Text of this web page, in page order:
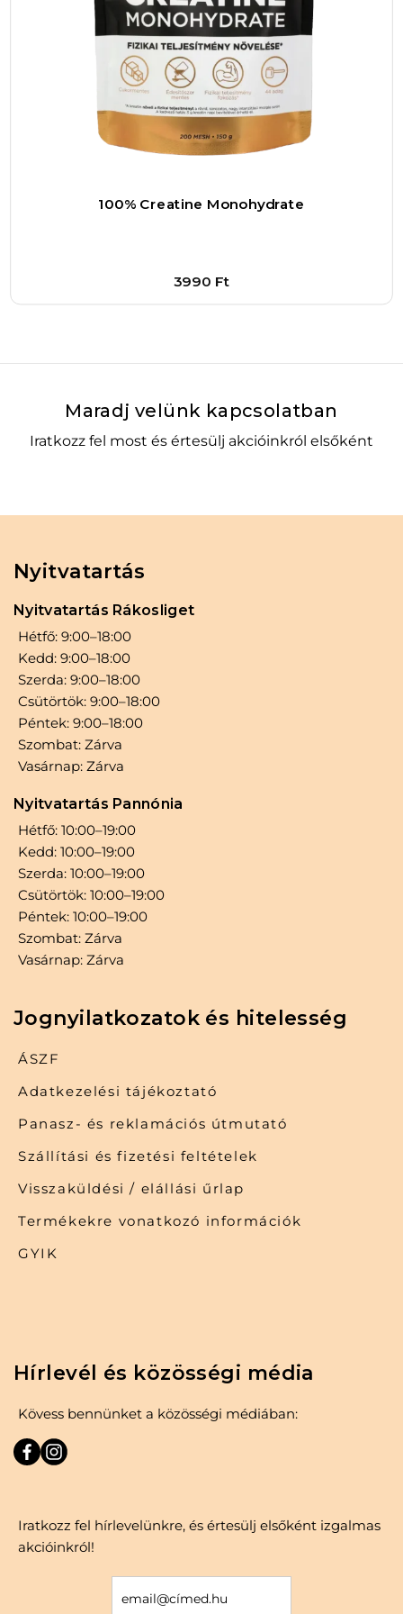
100% Creatine Monohydrate
3990 Ft
– 1 +
Maradj velünk kapcsolatban
Iratkozz fel most és értesülj akcióinkról elsőként
Nyitvatartás
Nyitvatartás Rákosliget
Hétfő: 9:00–18:00
Kedd: 9:00–18:00
Szerda: 9:00–18:00
Csütörtök: 9:00–18:00
Péntek: 9:00–18:00
Szombat: Zárva
Vasárnap: Zárva
Nyitvatartás Pannónia
Hétfő: 10:00–19:00
Kedd: 10:00–19:00
Szerda: 10:00–19:00
Csütörtök: 10:00–19:00
Péntek: 10:00–19:00
Szombat: Zárva
Vasárnap: Zárva
Jognyilatkozatok és hitelesség
ÁSZF
Adatkezelési tájékoztató
Panasz- és reklamációs útmutató
Szállítási és fizetési feltételek
Visszaküldési / elállási űrlap
Termékekre vonatkozó információk
GYIK
Hírlevél és közösségi média
Kövess bennünket a közösségi médiában:
Iratkozz fel hírlevelünkre, és értesülj elsőként izgalmas
akcióinkról!